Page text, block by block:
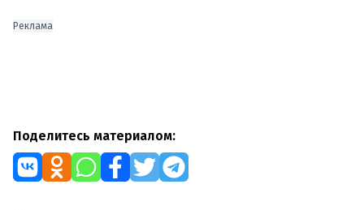
Реклама
Поделитесь материалом: